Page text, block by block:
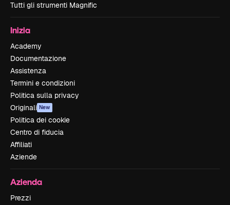
Tutti gli strumenti Magnific
Inizia
Academy
Documentazione
Assistenza
Termini e condizioni
Politica sulla privacy
Originali New
Politica dei cookie
Centro di fiducia
Affiliati
Aziende
Azienda
Prezzi